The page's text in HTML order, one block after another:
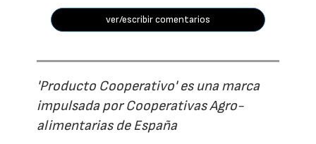
ver/escribir comentarios
'Producto Cooperativo' es una marca
impulsada por Cooperativas Agro-
alimentarias de España